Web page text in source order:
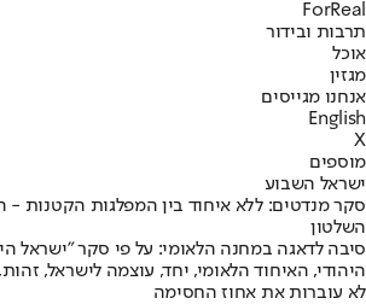
ForReal
תרבות ובידור
אוכל
מגזין
אנחנו מגייסים
English
X
מוספים
ישראל השבוע
סקר מנדטים: ללא איחוד בין המפלגות הקטנות -
השלטון
היהודי, האיחוד הלאומי, יחד, עוצמה לישראל,
לא עוברות את אחוז החסימה